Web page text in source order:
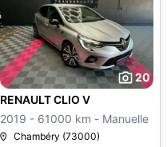
20
RENAULT CLIO V
2019 - 61000 km - Manuelle
Chambéry (73000)